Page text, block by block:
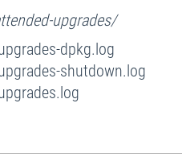
upgrades/
dpkg.log
shutdown.log